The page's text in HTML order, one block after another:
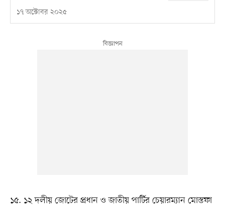
১৭ অক্টোবর ২০২৫
১৫. ১২ দলীয় জোটের প্রধান ও জাতীয় পার্টির চেয়ারম্যান মোস্তফা